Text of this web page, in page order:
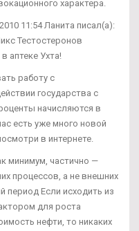
характера.
11:54 Ланита писал(а):
Тестостеронов
аптеке Ухта!
работу с
государства с
начисляются в
есть уже много новой
в интернете.
минимум, частично —
процессов, а не внешних
Если исходить из
для роста
нефти, то никаких